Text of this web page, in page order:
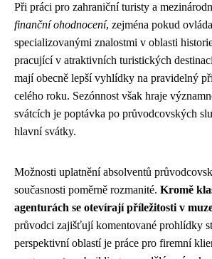
Při práci pro zahraniční turisty a
finanční ohodnocení, zejména pokud
specializovanými znalostmi v oblasti
pracující v atraktivních turistických
mají obecně lepší vyhlídky na pravidelný
celého roku. Sezónnost však hraje
svátcích je poptávka po průvodcovských
hlavní svátky.
Možnosti uplatnění absolventů
současnosti poměrně rozmanité. Kromě
agenturách se otevírají příležitosti v
průvodci zajišťují komentované prohlídky
perspektivní oblastí je práce pro firemní